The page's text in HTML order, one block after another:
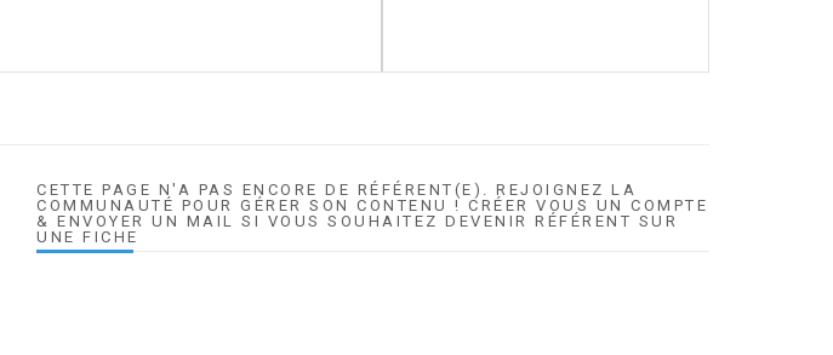
CETTE PAGE N'A PAS ENCORE DE RÉFÉRENT(E). REJOIGNEZ LA
COMMUNAUTÉ POUR GÉRER SON CONTENU ! CRÉER VOUS UN COMPTE
& ENVOYER UN MAIL SI VOUS SOUHAITEZ DEVENIR RÉFÉRENT SUR
UNE FICHE